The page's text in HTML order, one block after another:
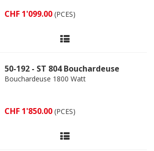
CHF 1'099.00 (PCES)
50-192 - ST 804 Bouchardeuse
Bouchardeuse 1800 Watt
CHF 1'850.00 (PCES)